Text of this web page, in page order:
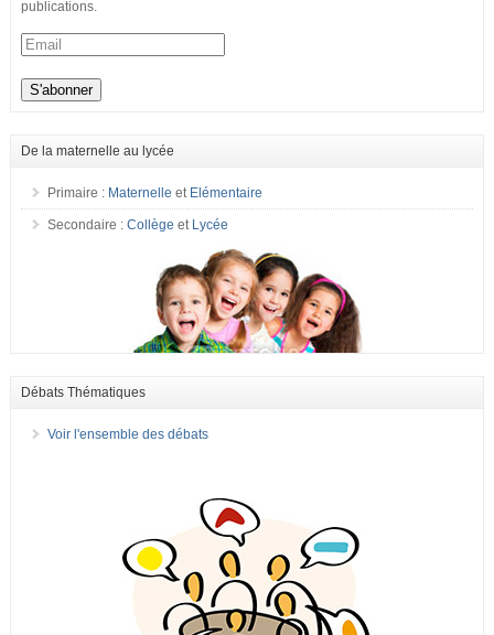
publications.
De la maternelle au lycée
Primaire : Maternelle et Elémentaire
Secondaire : Collège et Lycée
Débats Thématiques
Voir l'ensemble des débats